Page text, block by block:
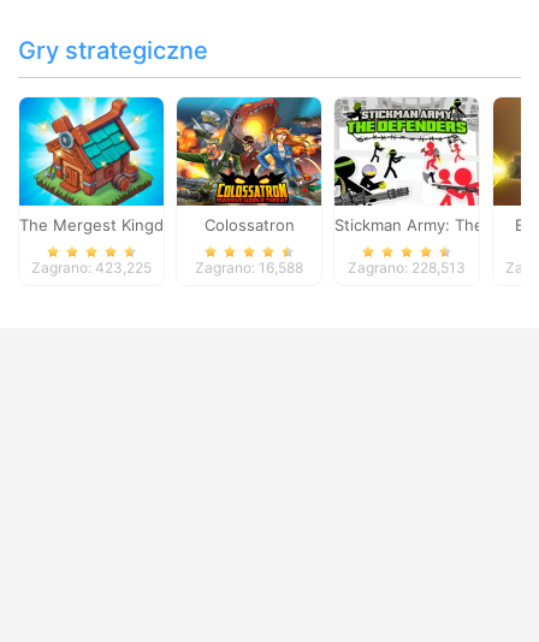
Gry strategiczne
The Mergest Kingdom
Zagrano: 423,225
Colossatron
Zagrano: 16,588
Stickman Army: The
Zagrano: 228,513